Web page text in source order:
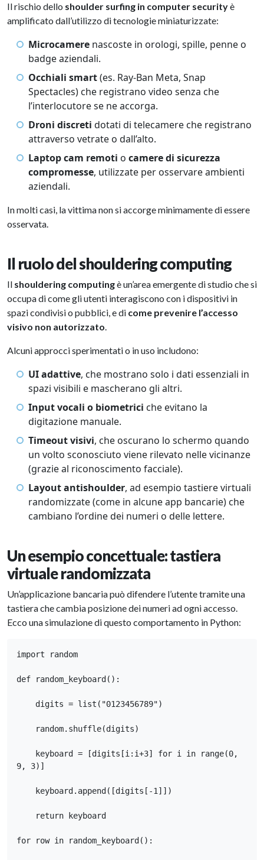
Il rischio dello shoulder surfing in computer securityè
amplificato dall’utilizzo di tecnologie miniaturizzate:
Microcamere nascoste in orologi, spille, penne o
badge aziendali.
Occhiali smart(es. Ray-Ban Meta, Snap
Spectacles) che registrano video senza che
l’interlocutore se ne accorga.
Droni discreti dotati di telecamere che registrano
attraverso vetrate o dall’alto.
Laptop cam remoti o camere di sicurezza
compromesse, utilizzate per osservare ambienti
aziendali.
In molti casi, la vittima non si accorge minimamente di essere
osservata.
Il ruolo del shouldering computing
Il shouldering computingè un’area emergente di studio che si
occupa di come gli utenti interagiscono con i dispositivi in
spazi condivisi o pubblici, e di come prevenire l’accesso
visivo non autorizzato.
Alcuni approcci sperimentati o in uso includono:
UI adattive, che mostrano solo i dati essenziali in
spazi visibili e mascherano gli altri.
Input vocali o biometrici che evitano la
digitazione manuale.
Timeout visivi, che oscurano lo schermo quando
un volto sconosciuto viene rilevato nelle vicinanze
(grazie al riconoscimento facciale).
Layout antishoulder, ad esempio tastiere virtuali
randomizzate (come in alcune app bancarie) che
cambiano l’ordine dei numeri o delle lettere.
Un esempio concettuale: tastiera
virtuale randomizzata
Un’applicazione bancaria può difendere l’utente tramite una
tastiera che cambia posizione dei numeri ad ogni accesso.
Ecco una simulazione di questo comportamento in Python:
import random
def random_keyboard():
digits = list("0123456789")
random.shuffle(digits)
keyboard = [digits[i:i+3] for i in range(0,
9, 3)]
keyboard.append([digits[-1]])
return keyboard
for row in random_keyboard():